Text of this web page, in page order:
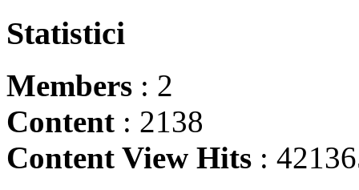
Statistici
Members : 2
Content : 2138
Content View Hits :